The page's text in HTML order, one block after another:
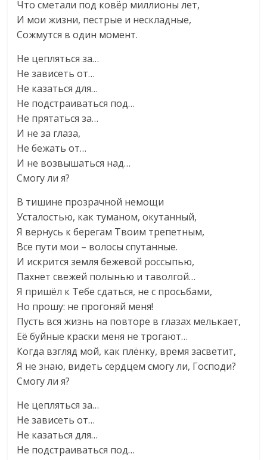
Что сметали под ковёр миллионы лет,
И мои жизни, пестрые и нескладные,
Сожмутся в один момент.
Не цепляться за…
Не зависеть от…
Не казаться для…
Не подстраиваться под…
Не прятаться за…
И не за глаза,
Не бежать от…
И не возвышаться над…
Смогу ли я?
В тишине прозрачной немощи
Усталостью, как туманом, окутанный,
Я вернусь к берегам Твоим трепетным,
Все пути мои – волосы спутанные.
И искрится земля бежевой россыпью,
Пахнет свежей полынью и таволгой…
Я пришёл к Тебе сдаться, не с просьбами,
Но прошу: не прогоняй меня!
Пусть вся жизнь на повторе в глазах мелькает,
Её буйные краски меня не трогают…
Когда взгляд мой, как плёнку, время засветит,
Я не знаю, видеть сердцем смогу ли, Господи?
Смогу ли я?
Не цепляться за…
Не зависеть от…
Не казаться для…
Не подстраиваться под…